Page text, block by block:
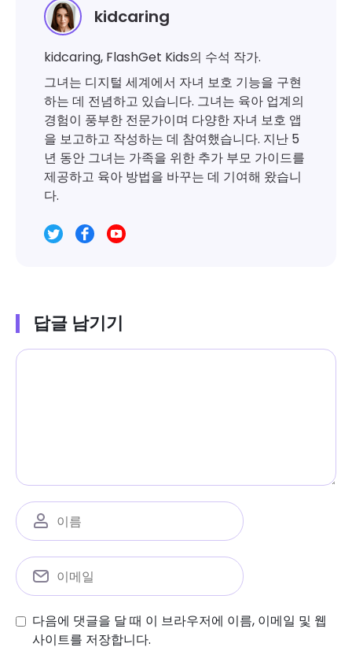
kidcaring
kidcaring, FlashGet Kids의 수석 작가.
그녀는 디지털 세계에서 자녀 보호 기능을 구현
하는 데 전념하고 있습니다. 그녀는 육아 업계의
경험이 풍부한 전문가이며 다양한 자녀 보호 앱
을 보고하고 작성하는 데 참여했습니다. 지난 5
년 동안 그녀는 가족을 위한 추가 부모 가이드를
제공하고 육아 방법을 바꾸는 데 기여해 왔습니
다.
답글 남기기
다음에 댓글을 달 때 이 브라우저에 이름, 이메일 및 웹
사이트를 저장합니다.